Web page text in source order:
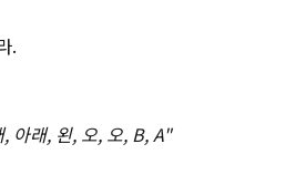
.
아래, 왼, 오, 오, B, A"